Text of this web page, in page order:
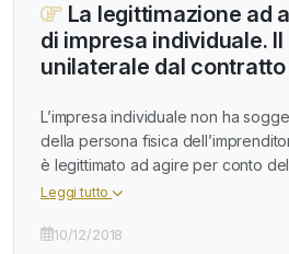
La legittimazione ad
di impresa individuale.
unilaterale dal
L’impresa individuale non ha
della persona fisica
è legittimato ad agire per conto
Leggi tutto
10/12/2018